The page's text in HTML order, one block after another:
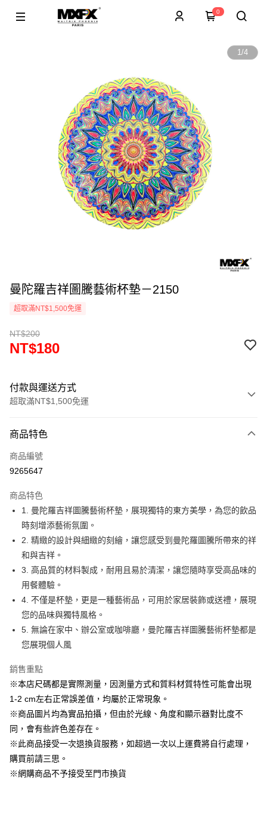
0
1/4
曼陀羅吉祥圖騰藝術杯墊－2150
超取滿NT$1,500免運
NT$200
NT$180
付款與運送方式
超取滿NT$1,500免運
信用卡一次付款
超商取貨付款
Apple Pay
街口支付
悠遊付
AFTEE先享後付
相關說明
【關於「AFTEE先享後付」】
AFTEE先享後付是「在收到商品之後才付款」的支付方式。 讓您購物簡單
１．簡單：不需註冊會員、不需綁卡、不需儲值。
２．便利：只要手機號碼，簡訊認證，即可結帳。
１．於結帳方式選擇「AFTEE先享後付」後，將跳轉至「AFTEE先享後付」
結帳頁面，進行簡訊認證並確認金額後，即可完成結帳。
２．訂單成立數日內，您將收到繳費通知簡訊。
３．收到繳費通知簡訊後14天內，點擊此簡訊中的連結，可透過四大超商／
ATM／網路銀行／等多元方式進行付款，方視為交易完成。
※ 請注意：結帳手續完成當下不需立刻繳費，但若您需要取消訂單，請聯絡
後付繳納相關費用。
※ 交易是否成功請以「AFTEE先享後付 」之結帳頁面顯示為準，若有關於
ATM付款
運送方式
每筆NT$60，滿NT$1,500(含以上)免運費
7-11取貨付款
每筆NT$60，滿NT$1,500(含以上)免運費
宅配
商品特色
商品編號
9265647
商品特色
1. 曼陀羅吉祥圖騰藝術杯墊，展現獨特的東方美學，為您的飲品
時刻增添藝術氛圍。
2. 精緻的設計與細緻的刻繪，讓您感受到曼陀羅圖騰所帶來的祥
和與吉祥。
3. 高品質的材料製成，耐用且易於清潔，讓您隨時享受高品味的
用餐體驗。
4. 不僅是杯墊，更是一種藝術品，可用於家居裝飾或送禮，展現
您的品味與獨特風格。
5. 無論在家中、辦公室或咖啡廳，曼陀羅吉祥圖騰藝術杯墊都是
您展現個人風
銷售重點
※本店尺碼都是實際測量，因測量方式和質料材質特性可能會出現
1-2 cm左右正常誤差值，均屬於正常現象。
※商品圖片均為實品拍攝，但由於光線、角度和顯示器對比度不
同，會有些許色差存在。
※此商品接受一次退換貨服務，如超過一次以上運費將自行處理，
購買前請三思。
※網購商品不予接受至門市換貨